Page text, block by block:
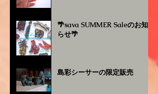
🌴sava SUMMER Saleのお知
らせ🌴
島彩シーサーの限定販売